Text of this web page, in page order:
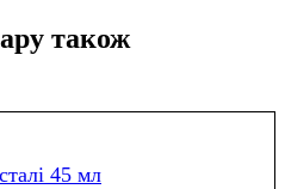
також
45 мл